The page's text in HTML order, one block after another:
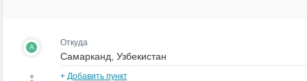
A Откуда
+ Добавить пункт